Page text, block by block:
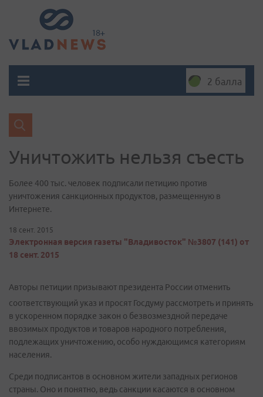
2 балла
Уничтожить нельзя съесть
Более 400 тыс. человек подписали петицию против
уничтожения санкционных продуктов, размещенную в
Интернете.
18 сент. 2015
Электронная версия газеты "Владивосток" №3807 (141) от
18 сент. 2015
Авторы петиции призывают президента России отменить
соответствующий указ и просят Госдуму рассмотреть и принять
в ускоренном порядке закон о безвозмездной передаче
ввозимых продуктов и товаров народного потребления,
подлежащих уничтожению, особо нуждающимся категориям
населения.
Среди подписантов в основном жители западных регионов
страны. Оно и понятно, ведь санкции касаются в основном